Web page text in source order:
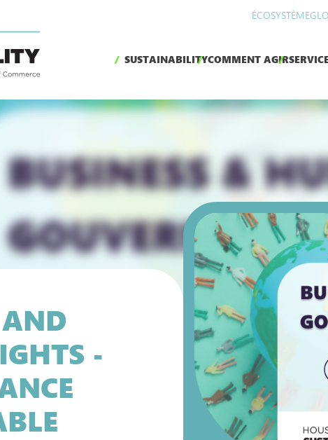
ÉCOSYSTÈME
SUSTAINABILITYCOMMENT AGIR
-